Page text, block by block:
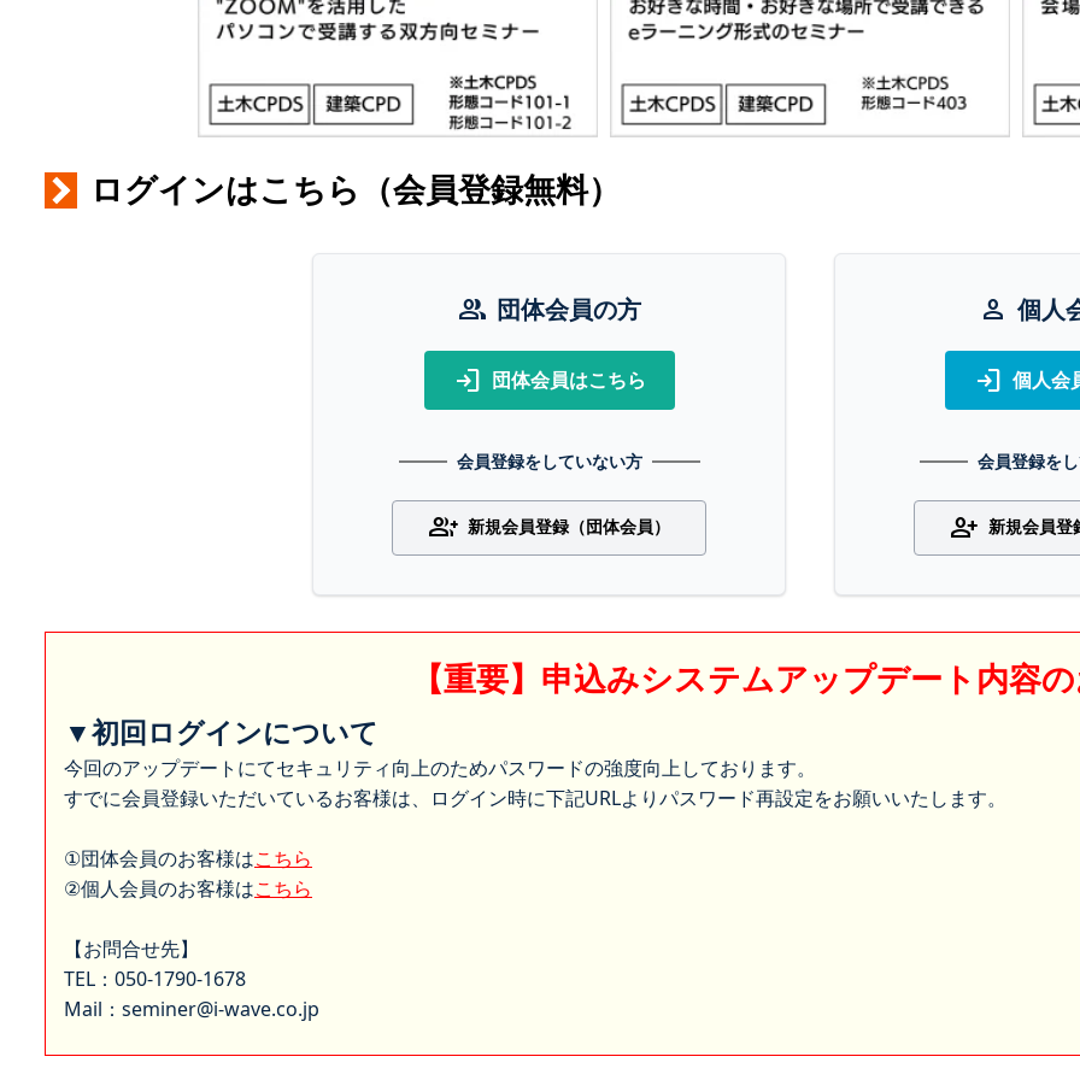
ログインはこちら（会員登録無料）
group 団体会員の方
login 団体会員はこちら
会員登録をしていない方
group_add 新規会員登録（団体会員）
person 個人
login 個人会
会員登録を
person_add 新規会員登
【重要】申込みシステムアップデート内容
▼初回ログインについて
今回のアップデートにてセキュリティ向上のためパスワードの強度向上しております。
すでに会員登録いただいているお客様は、ログイン時に下記URLよりパスワード再設定をお願いいたします。
①団体会員のお客様はこちら
②個人会員のお客様はこちら
【お問合せ先】
TEL：050-1790-1678
Mail：seminer@i-wave.co.jp